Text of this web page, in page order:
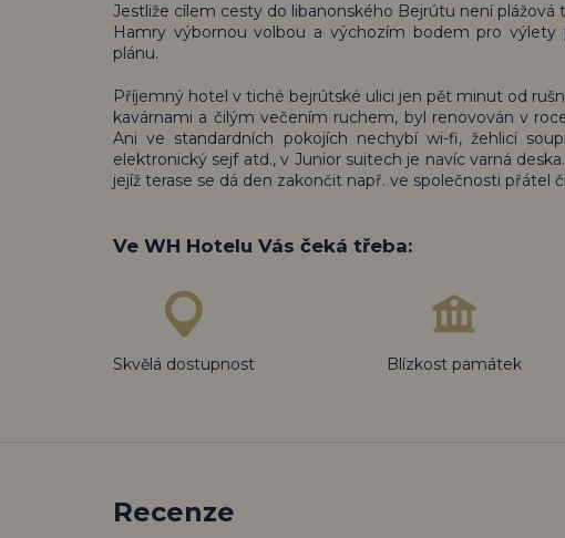
Jestliže cílem cesty do libanonského Bejrútu není
Hamry výbornou volbou a výchozím bodem pro
plánu.
Příjemný hotel v tiché bejrútské ulici jen pět minut od
kavárnami a čilým večením ruchem, byl renovován v
Ani ve standardních pokojích nechybí wi-fi, žehlicí
elektronický sejf atd., v Junior suitech je navíc varná
jejíž terase se dá den zakončit např. ve společnosti přátel
Ve WH Hotelu Vás čeká třeba:
Skvělá dostupnost Blízkost památek
Recenze